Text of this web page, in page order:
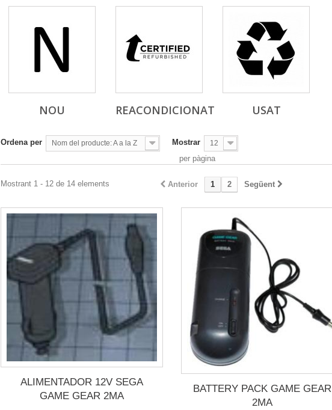
NOU REACONDICIONAT USAT
Ordena per Nom del producte: A a la Z Mostrar 12
per pàgina
Anterior 1 2 Següent
Mostrant 1 - 12 de 14 elements
ALIMENTADOR 12V SEGA
GAME GEAR 2MA
BATTERY PACK GAME GEAR
2MA